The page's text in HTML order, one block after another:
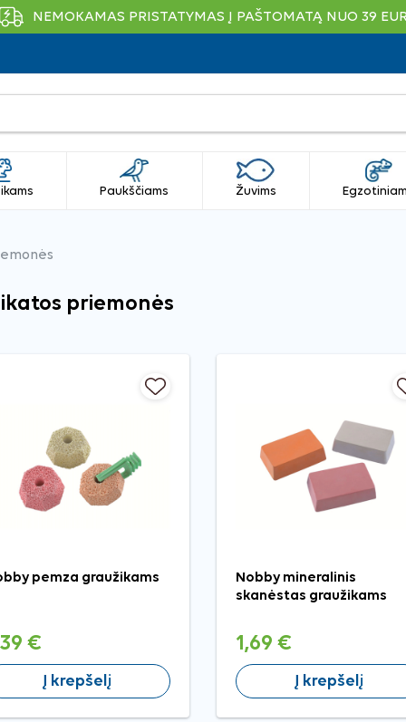
NEMOKAMAS PRISTATYMAS Į PAŠTOMATĄ NUO 39
Paukščiams Žuvims
priemonės
pemza graužikams
€
Į krepšelį
Nobby mineralinis
skanėstas graužikams
1,69 €
Į krepšelį